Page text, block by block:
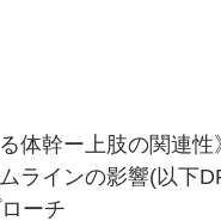
体幹ー上肢の関連性
ラインの影響(以下
ーチ